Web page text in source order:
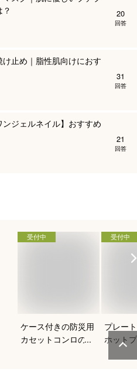
20
回答
止め｜脂性肌向けにおす
31
回答
ンジェルネイル】おすすめ
21
回答
受付中
ケース付きの防災用
カセットコンロのお
受付中
プレー
ホット